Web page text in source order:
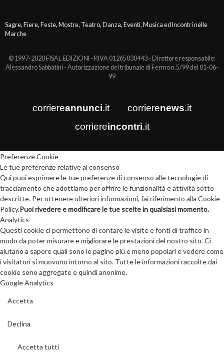
Sagre, Fiere, Feste, Mostre, Teatro, Danza, Eventi, Musica ed Incontri nelle
Marche
© 1997-2020 FISAL EDIZIONI - P.IVA 01265030443 - Direttore responsabile:
Alessandro Sabbatini - Autorizzazione del tribunale di Fermo n.5/99 del 01-06-
99
corriereannunci.it corrierenews.it
corriereincontri.it
Preferenze Cookie
Le tue preferenze relative al consenso
Qui puoi esprimere le tue preferenze di consenso alle tecnologie di
tracciamento che adottiamo per offrire le funzionalità e attività sotto
descritte. Per ottenere ulteriori informazioni, fai riferimento alla Cookie
Policy.Puoi rivedere e modificare le tue scelte in qualsiasi momento.
Analytics
Questi cookie ci permettono di contare le visite e fonti di traffico in
modo da poter misurare e migliorare le prestazioni del nostro sito. Ci
aiutano a sapere quali sono le pagine più e meno popolari e vedere come
i visitatori si muovono intorno al sito. Tutte le informazioni raccolte dai
cookie sono aggregate e quindi anonime.
Google Analytics
Accetta
Declina
Accetta tutti